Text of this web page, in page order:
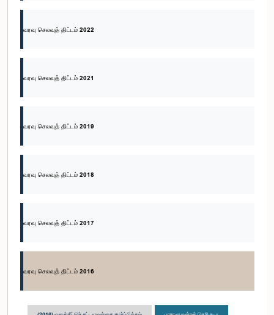
வரவு செலவுத் திட்டம் 2022
வரவு செலவுத் திட்டம் 2021
வரவு செலவுத் திட்டம் 2019
வரவு செலவுத் திட்டம் 2018
வரவு செலவுத் திட்டம் 2017
வரவு செலவுத் திட்டம் 2016